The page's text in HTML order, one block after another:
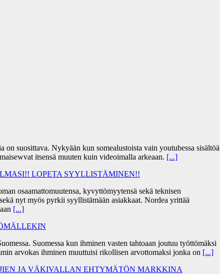
on suosittava. Nykyään kun somealustoista vain youtubessa sisältöä
itsensä muuten kuin videoimalla arkeaan. [...]
LOPETA SYYLLISTÄMINEN!!
osaamattomuutensa, kyvyttömyytensä sekä teknisen
nyt myös pyrkii syyllistämään asiakkaat. Nordea yrittää
[...]
Suomessa kun ihminen vasten tahtoaan joutuu työttömäksi
arvokas ihminen muuttuisi rikollisen arvottomaksi jonka on [...]
JA VÄKIVALLAN EHTYMÄTÖN MARKKINA